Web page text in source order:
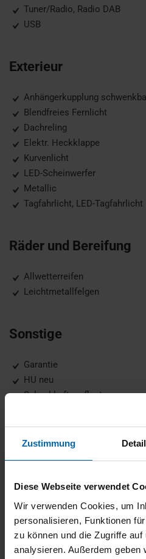
Zustimmung
Diese Webseite verwendet
Wir verwenden Cookies, um
personalisieren, Funktionen
zu können und die Zugriffe
analysieren. Außerdem geben
Tuner/Radio, Radio DAB
USB
Exterieur
Anhängerkupplung
Blendfreies Fernlicht
Dachreling
Elektr. Heckklappe
Kurvenlicht
LED-Scheinwerfer
Metallic
Tagfahrlicht, LED-Tagfahrlicht
Räder und Bereifung
Allwetterreifen
Leichtmetallfelgen
Sonstige
Garantie
HU neu
Scheckheftgepflegt
II, Ablage für Wireless Charging,
LED-Scheinwerfer, Adaptives M
Fußgängerschutz, Alarmanlage
Anhaengerkupplung,
Kugelkopf, Automatic, DAB